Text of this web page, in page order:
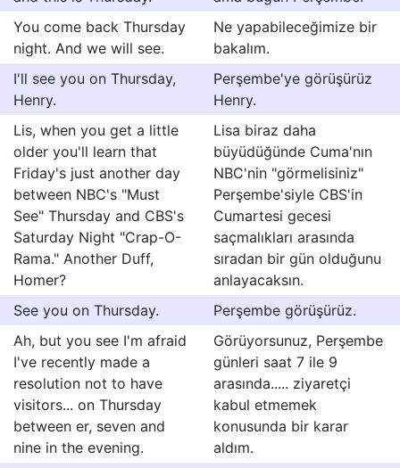
You come back Thursday
night. And we will see.
Ne yapabileceğimize bir
bakalım.
I'll see you on Thursday,
Henry.
Perşembe'ye görüşürüz
Henry.
Lis, when you get a little
older you'll learn that
Friday's just another day
between NBC's "Must
See" Thursday and CBS's
Saturday Night "Crap-O-
Rama." Another Duff,
Homer?
Lisa biraz daha
büyüdüğünde Cuma'nın
NBC'nin "görmelisiniz"
Perşembe'siyle CBS'in
Cumartesi gecesi
saçmalıkları arasında
sıradan bir gün olduğunu
anlayacaksın.
See you on Thursday.
Perşembe görüşürüz.
Ah, but you see I'm afraid
I've recently made a
resolution not to have
visitors... on Thursday
between er, seven and
nine in the evening.
Görüyorsunuz, Perşembe
günleri saat 7 ile 9
arasında..... ziyaretçi
kabul etmemek
konusunda bir karar
aldım.